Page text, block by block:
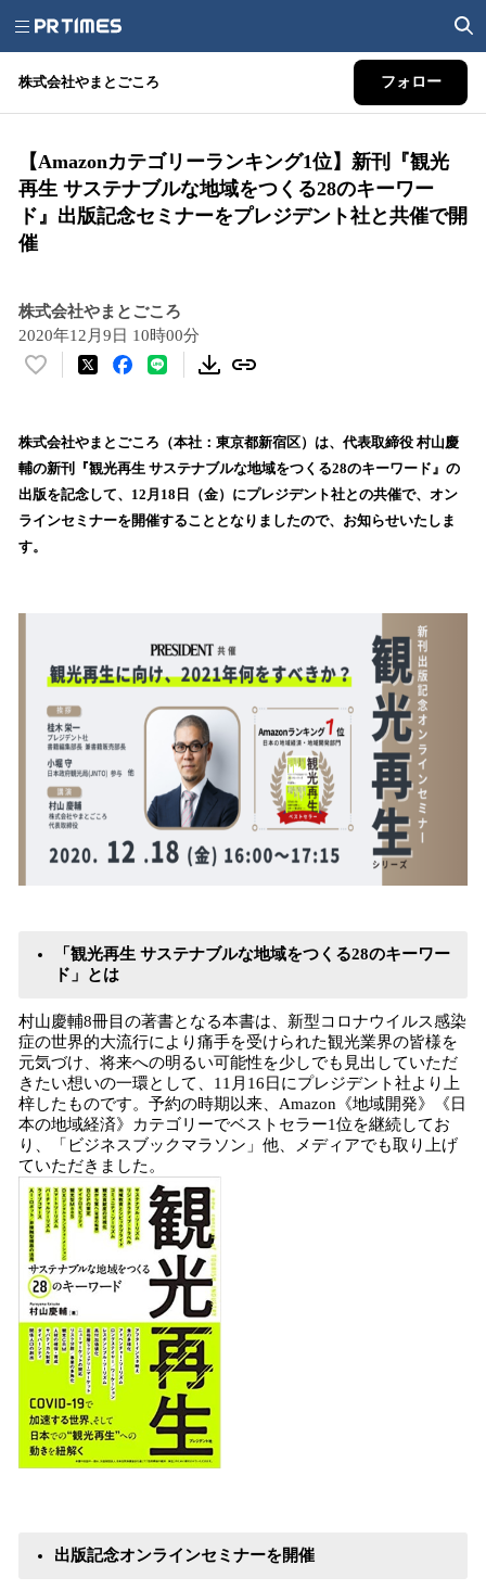
株式会社やまとごころ フォロー
【Amazonカテゴリーランキング1位】新刊『観光
再生 サステナブルな地域をつくる28のキーワー
ド』出版記念セミナーをプレジデント社と共催で開
催
株式会社やまとごころ
2020年12月9日 10時00分
い
！
数
を
読
込
株式会社やまとごころ（本社：東京都新宿区）は、代表取締役 村山慶
輔の新刊『観光再生 サステナブルな地域をつくる28のキーワード』の
出版を記念して、12月18日（金）にプレジデント社との共催で、オン
ラインセミナーを開催することとなりましたので、お知らせいたしま
す。
「観光再生 サステナブルな地域をつくる28のキーワー
ド」とは
村山慶輔8冊目の著書となる本書は、新型コロナウイルス感染
症の世界的大流行により痛手を受けられた観光業界の皆様を
元気づけ、将来への明るい可能性を少しでも見出していただ
きたい想いの一環として、11月16日にプレジデント社より上
梓したものです。予約の時期以来、Amazon《地域開発》《日
本の地域経済》カテゴリーでベストセラー1位を継続してお
り、「ビジネスブックマラソン」他、メディアでも取り上げ
ていただきました。
出版記念オンラインセミナーを開催